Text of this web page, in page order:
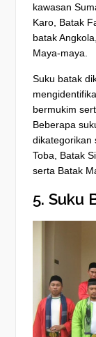
kawasan
Karo, Batak
batak
Maya-maya.
Suku batak
bermukim
Beberapa
dikategorikan
Toba, Batak
serta Batak
5. Suku